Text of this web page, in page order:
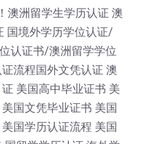
澳洲留学生学历认证 澳
国境外学历学位认证/
认证书/澳洲留学学位
流程国外文凭认证 澳
美国高中毕业证书 美
国文凭毕业证书 美国
国学历认证流程 美国